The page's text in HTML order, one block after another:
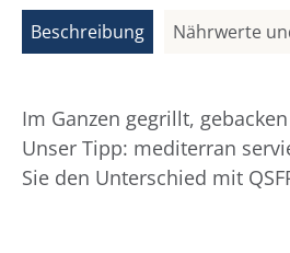
Beschreibung Nährwerte
Im Ganzen gegrillt,
Unser Tipp: mediterran
Sie den Unterschied mit